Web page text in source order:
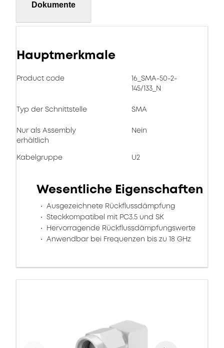
Dokumente
Hauptmerkmale
Product code
16_SMA-50-2-
145/133_N
Typ der Schnittstelle SMA
Nur als Assembly
erhältlich
Nein
Kabelgruppe U2
Wesentliche Eigenschaften
Ausgezeichnete Rückflussdämpfung
Steckkompatibel mit PC3.5 und SK
Hervorragende Rückflussdämpfungswerte
Anwendbar bei Frequenzen bis zu 18 GHz